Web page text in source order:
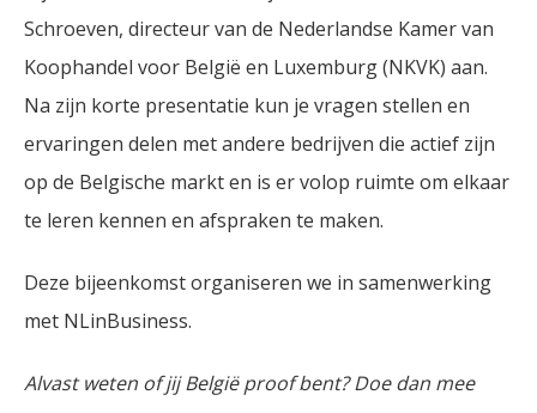
Schroeven, directeur van de Nederlandse Kamer van
Koophandel voor België en Luxemburg (NKVK) aan.
Na zijn korte presentatie kun je vragen stellen en
ervaringen delen met andere bedrijven die actief zijn
op de Belgische markt en is er volop ruimte om elkaar
te leren kennen en afspraken te maken.
Deze bijeenkomst organiseren we in samenwerking
met NLinBusiness.
Alvast weten of jij België proof bent? Doe dan mee